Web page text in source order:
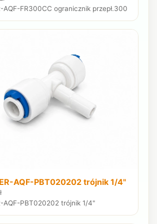
AQF-FR300CC ogranicznik przepł.300
AQF-PBT020202 trójnik 1/4"
AQF-PBT020202 trójnik 1/4"